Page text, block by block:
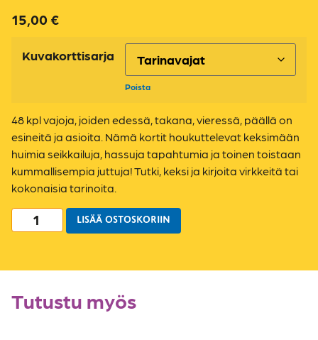
15,00€
Kuvakorttisarja
Poista
48 kpl vajoja, joiden edessä, takana, vieressä, päällä on
esineitä ja asioita. Nämä kortit houkuttelevat keksimään
huimia seikkailuja, hassuja tapahtumia ja toinen toistaan
kummallisempia juttuja! Tutki, keksi ja kirjoita virkkeitä tai
kokonaisia tarinoita.
LISÄÄ OSTOSKORIIN
Tutustu myös